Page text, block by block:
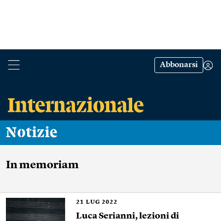
Abbonarsi
Notizie
In memoriam
21 LUG 2022
Luca Serianni, lezioni di